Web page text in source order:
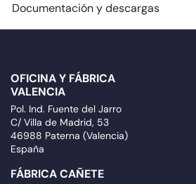
Documentación y descargas
OFICINA Y FÁBRICA
VALENCIA
Pol. Ind. Fuente del Jarro
C/ Villa de Madrid, 53
46988 Paterna (Valencia)
España
FÁBRICA CAÑETE